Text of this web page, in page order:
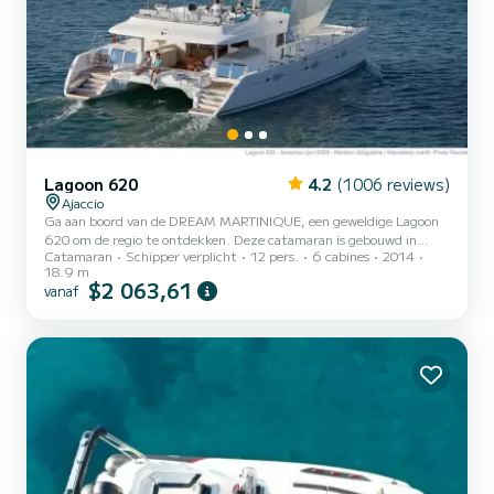
Lagoon 620 4.2 (1006 reviews)
Ajaccio
Ga aan boord van de DREAM MARTINIQUE, een geweldige Lagoon
620 om de regio te ontdekken. Deze catamaran is gebouwd in
2014 om volledig comfort en prestaties op zee te garanderen. De
catamaran is 19 meter lang en heeft 220 pk. De 6 hutten bieden
plaats aan 14 passagiers tijdens het cruisen. Voor uw comfort heeft
Catamaran Schipper verplicht 12 pers. 6 cabines
2014
18.9 m
vanaf $2 063,61